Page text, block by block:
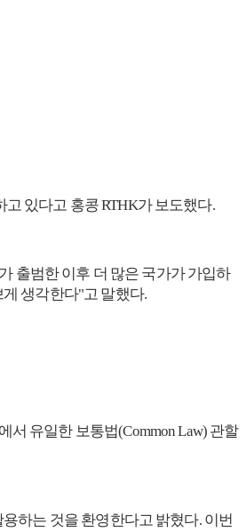
있다고 홍콩 RTHK가 보도했다.
출범한 이후 더 많은 국가가 가입하
생각한다"고 말했다.
유일한 보통법(Common Law) 관할
하는 것을 환영한다고 밝혔다. 이번